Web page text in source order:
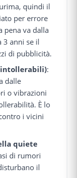
quindi il
per errore
pena va dalla
3 anni se il
di pubblicità.
intollerabili):
dalle
o vibrazioni
È lo
i vicini
quiete
di rumori
il